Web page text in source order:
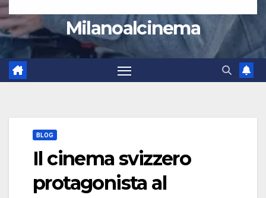
Milanoalcinema
BLOG
Il cinema svizzero
protagonista al